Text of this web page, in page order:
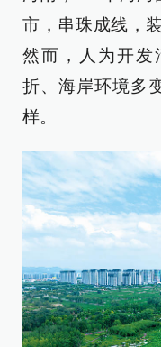
市，串珠成线，
然而，人为开发
折、海岸环境多
样。